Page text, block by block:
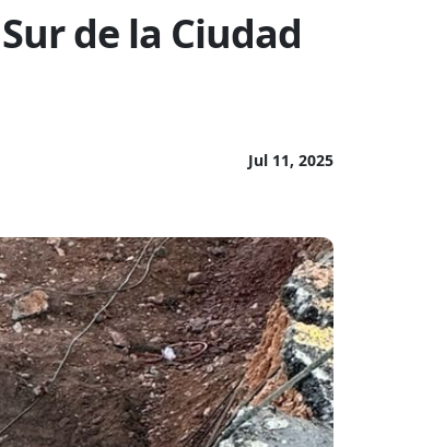
de la Ciudad
Jul 11, 2025